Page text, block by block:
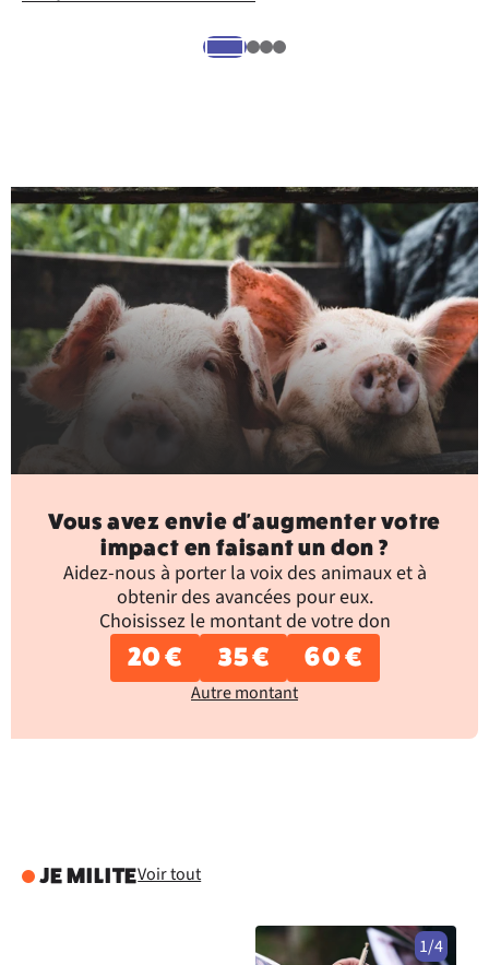
Vous avez envie d'augmenter votre
impact en faisant un don ?
Aidez-nous à porter la voix des animaux et à
obtenir des avancées pour eux.
Choisissez le montant de votre don
20 € 35 € 60 €
Autre montant
JE MILITEVoir tout
1/4